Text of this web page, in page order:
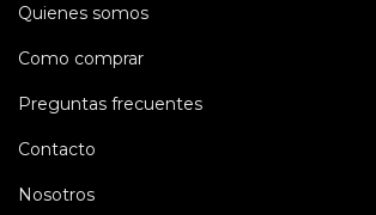
Quienes somos
Como comprar
Preguntas frecuentes
Contacto
Nosotros